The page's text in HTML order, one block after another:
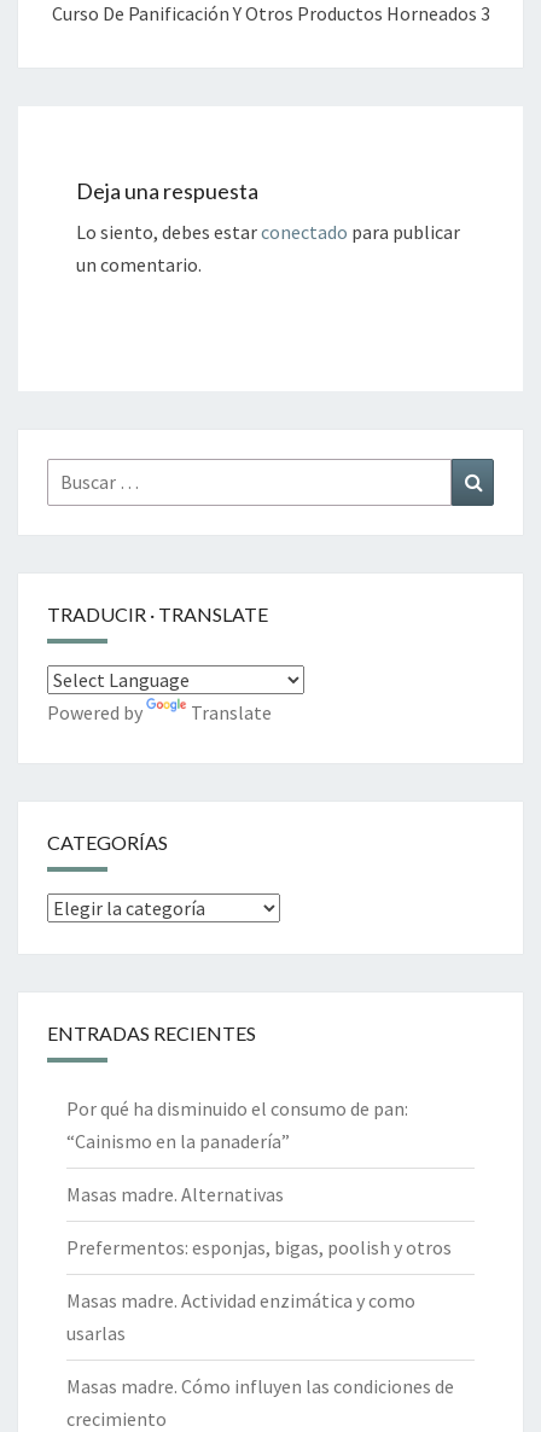
Curso De Panificación Y Otros Productos Horneados 3
Deja una respuesta
Lo siento, debes estarconectado para publicar
un comentario.
Buscar
por:
TRADUCIR · TRANSLATE
Powered by Translate
CATEGORÍAS
Categorías
ENTRADAS RECIENTES
Por qué ha disminuido el consumo de pan:
“Cainismo en la panadería”
Masas madre. Alternativas
Prefermentos: esponjas, bigas, poolish y otros
Masas madre. Actividad enzimática y como
usarlas
Masas madre. Cómo influyen las condiciones de
crecimiento